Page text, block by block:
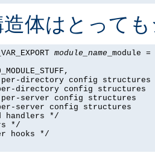
造体はとって
module_name _module =
directory config structures
directory config structures
server config structures
server config structures
handlers */
*/
hooks */